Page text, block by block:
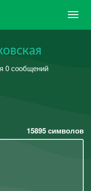
0 сообщений
15895символов